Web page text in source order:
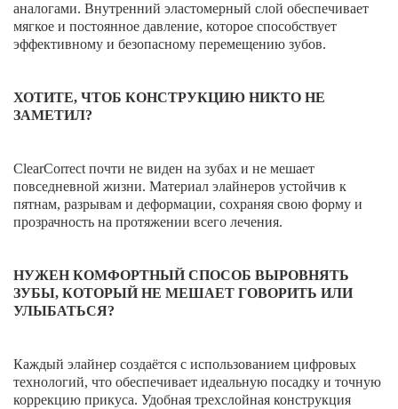
Импланты Straumann
Имплантация одного зуба
Имплантация «Всё на 4х»
Удаление импланта зуба
Коронка на имплант
Восстановление и реставрация зубов
Реставрация зубов
Эстетическая стоматология
аналогами. Внутренний эластомерный слой обеспечивает
мягкое и постоянное давление, которое способствует
эффективному и безопасному перемещению зубов.
ХОТИТЕ, ЧТОБ КОНСТРУКЦИЮ НИКТО НЕ
ЗАМЕТИЛ?
ClearCorrect почти не виден на зубах и не мешает
повседневной жизни. Материал элайнеров устойчив к
пятнам, разрывам и деформации, сохраняя свою форму и
прозрачность на протяжении всего лечения.
НУЖЕН КОМФОРТНЫЙ СПОСОБ ВЫРОВНЯТЬ
ЗУБЫ, КОТОРЫЙ НЕ МЕШАЕТ ГОВОРИТЬ ИЛИ
УЛЫБАТЬСЯ?
Каждый элайнер создаётся с использованием цифровых
технологий, что обеспечивает идеальную посадку и точную
коррекцию прикуса. Удобная трехслойная конструкция